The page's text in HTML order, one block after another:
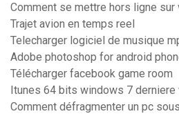
Comment se mettre hors ligne sur
Trajet avion en temps reel
Telecharger logiciel de musique
Adobe photoshop for android
Télécharger facebook game room
Itunes 64 bits windows 7
Comment défragmenter un pc